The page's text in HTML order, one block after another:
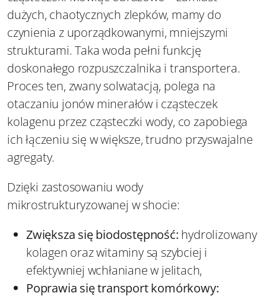
dużych, chaotycznych zlepków, mamy do
czynienia z uporządkowanymi, mniejszymi
strukturami. Taka woda pełni funkcję
doskonałego rozpuszczalnika i transportera.
Proces ten, zwany solwatacją, polega na
otaczaniu jonów minerałów i cząsteczek
kolagenu przez cząsteczki wody, co zapobiega
ich łączeniu się w większe, trudno przyswajalne
agregaty.
Dzięki zastosowaniu wody
mikrostrukturyzowanej w shocie:
Zwiększa się biodostępność: hydrolizowany
kolagen oraz witaminy są szybciej i
efektywniej wchłaniane w jelitach,
Poprawia się transport komórkowy: